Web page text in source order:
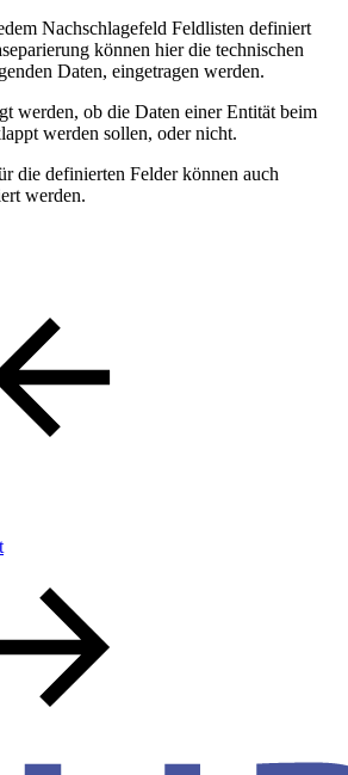
Nachschlagefeld Feldlisten definiert
können hier die technischen
Daten, eingetragen werden.
werden, ob die Daten einer Entität beim
werden sollen, oder nicht.
die definierten Felder können auch
werden.